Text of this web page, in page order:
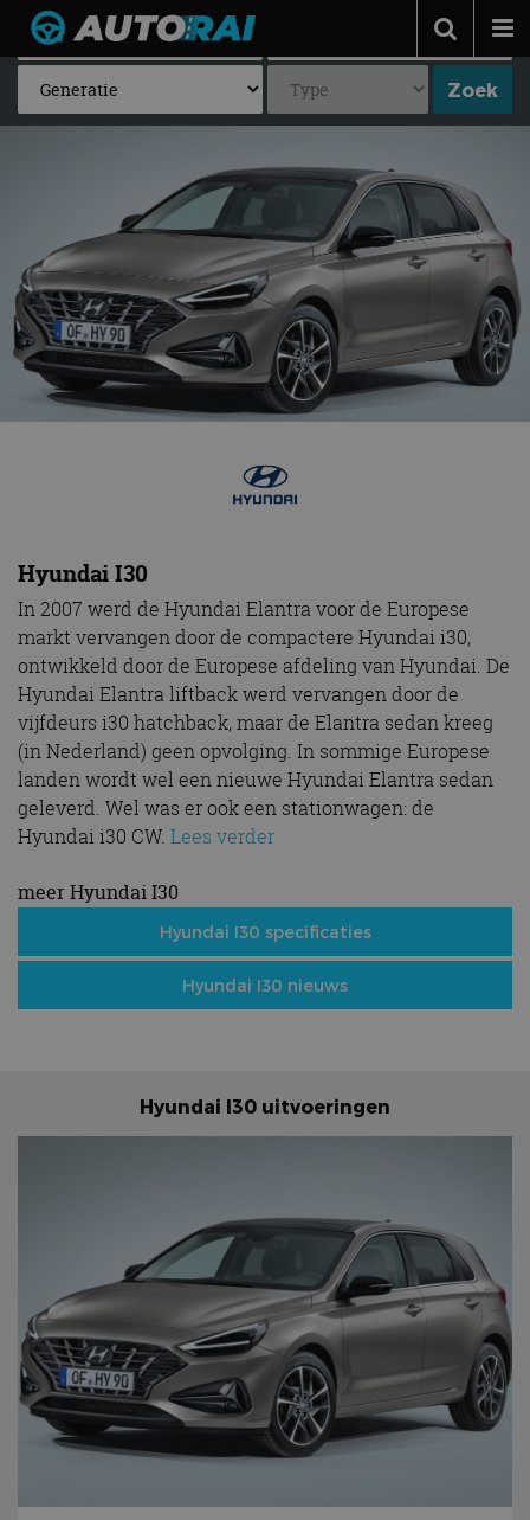
Autonieuws
Podcast
Automerken
Adverteren
Contact
MotorRAI.nl
Hyundai I30
In 2007 werd de Hyundai Elantra voor de Europese
markt vervangen door de compactere Hyundai i30,
ontwikkeld door de Europese afdeling van Hyundai. De
Hyundai Elantra liftback werd vervangen door de
vijfdeurs i30 hatchback, maar de Elantra sedan kreeg
(in Nederland) geen opvolging. In sommige Europese
landen wordt wel een nieuwe Hyundai Elantra sedan
geleverd. Wel was er ook een stationwagen: de
Hyundai i30 CW. Lees verder
meer Hyundai I30
Hyundai I30 specificaties
Hyundai I30 nieuws
Hyundai I30 uitvoeringen